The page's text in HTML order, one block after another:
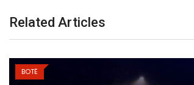
Related Articles
BOTË